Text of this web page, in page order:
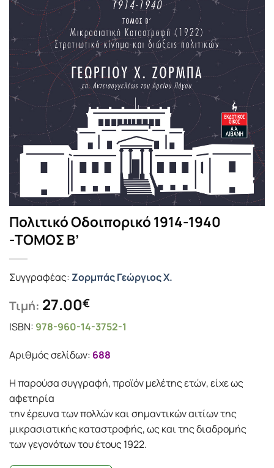
Πολιτικό Οδοιπορικό 1914-1940
-ΤΟΜΟΣ Β’
Συγγραφέας: Ζορµπάς Γεώργιος Χ.
Τιμή: 27.00€
ISBN: 978-960-14-3752-1
Αριθμός σελίδων: 688
Η παρούσα συγγραφή, προϊόν µελέτης ετών, είχε ως
αφετηρία
την έρευνα των πολλών και σηµαντικών αιτίων της
µικρασιατικής καταστροφής, ως και της διαδροµής
των γεγονότων του έτους 1922.